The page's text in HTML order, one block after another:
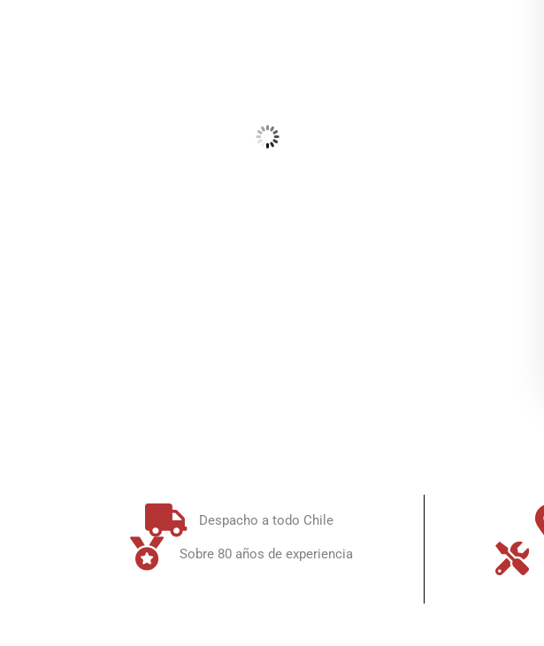
Despacho a todo Chile
Sobre 80 años de experiencia